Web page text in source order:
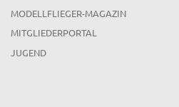
MODELLFLIEGER-MAGAZIN
MITGLIEDERPORTAL
JUGEND